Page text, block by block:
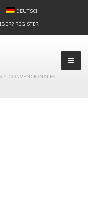
DEUTSCH
REGISTER
Y CONVENCIONALES